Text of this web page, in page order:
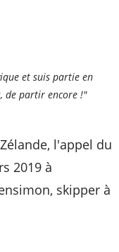
et suis partie en
de partir encore !"
l'appel du
2019 à
skipper à